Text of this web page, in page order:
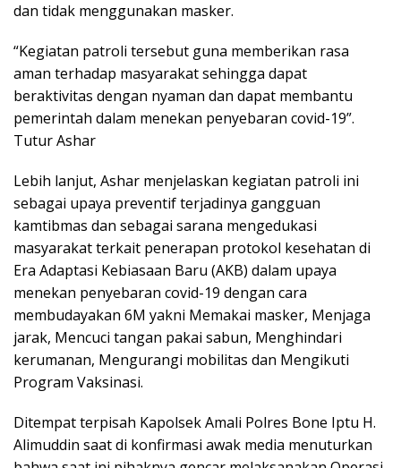
dan tidak menggunakan masker.
“Kegiatan patroli tersebut guna memberikan rasa
aman terhadap masyarakat sehingga dapat
beraktivitas dengan nyaman dan dapat membantu
pemerintah dalam menekan penyebaran covid-19”.
Tutur Ashar
Lebih lanjut, Ashar menjelaskan kegiatan patroli ini
sebagai upaya preventif terjadinya gangguan
kamtibmas dan sebagai sarana mengedukasi
masyarakat terkait penerapan protokol kesehatan di
Era Adaptasi Kebiasaan Baru (AKB) dalam upaya
menekan penyebaran covid-19 dengan cara
membudayakan 6M yakni Memakai masker, Menjaga
jarak, Mencuci tangan pakai sabun, Menghindari
kerumanan, Mengurangi mobilitas dan Mengikuti
Program Vaksinasi.
Ditempat terpisah Kapolsek Amali Polres Bone Iptu H.
Alimuddin saat di konfirmasi awak media menuturkan